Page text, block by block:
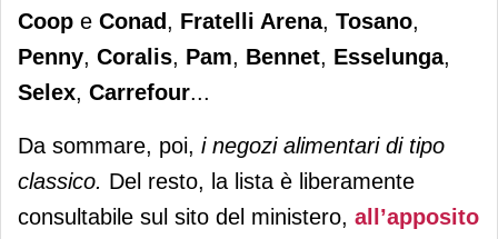
Coop e Conad, Fratelli Arena, Tosano,
Penny, Coralis, Pam, Bennet, Esselunga,
Selex, Carrefour...
Da sommare, poi, i negozi alimentari di tipo
classico. Del resto, la lista è liberamente
consultabile sul sito del ministero, all’apposito